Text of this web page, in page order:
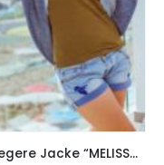
Schnittmuster auf Papier, Bolero, legere Jacke “MELISSA”, Gr. 158 – Damengr. 46